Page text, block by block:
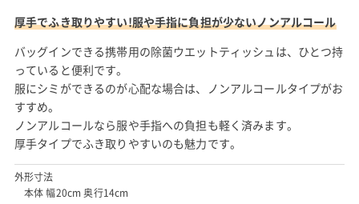
厚手でふき取りやすい!服や手指に負担が少ないノンアルコール
バッグインできる携帯用の除菌ウエットティッシュは、ひとつ持
っていると便利です。
服にシミができるのが心配な場合は、ノンアルコールタイプがお
すすめ。
ノンアルコールなら服や手指への負担も軽く済みます。
厚手タイプでふき取りやすいのも魅力です。
外形寸法
本体 幅20cm 奥行14cm